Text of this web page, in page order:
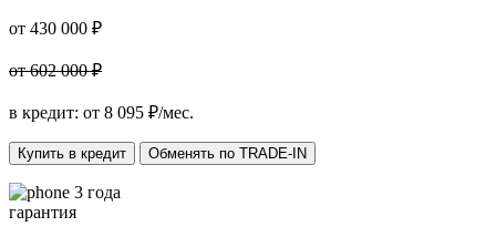
от 430 000 ₽
от 602 000 ₽
в кредит: от 8 095 ₽/мес.
Купить в кредит Обменять по TRADE-IN
3 года
гарантия